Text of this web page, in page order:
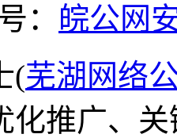
： 皖公网
(芜湖网络
化推广、